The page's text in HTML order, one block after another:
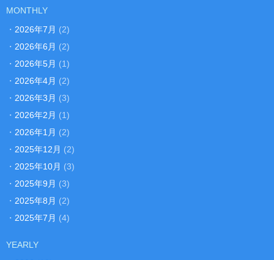
MONTHLY
・ 2026年7月 (2)
・ 2026年6月 (2)
・ 2026年5月 (1)
・ 2026年4月 (2)
・ 2026年3月 (3)
・ 2026年2月 (1)
・ 2026年1月 (2)
・ 2025年12月 (2)
・ 2025年10月 (3)
・ 2025年9月 (3)
・ 2025年8月 (2)
・ 2025年7月 (4)
YEARLY